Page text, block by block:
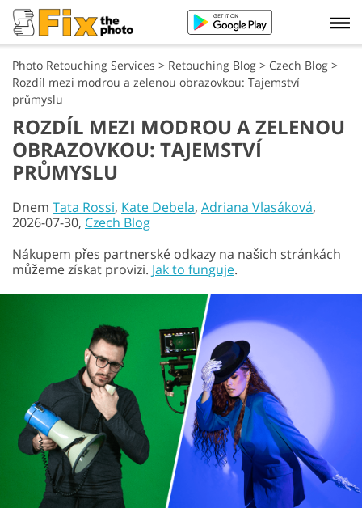
Photo Retouching Services > Retouching Blog > Czech Blog >
Rozdíl mezi modrou a zelenou obrazovkou: Tajemství
průmyslu
ROZDÍL MEZI MODROU A ZELENOU
OBRAZOVKOU: TAJEMSTVÍ
PRŮMYSLU
Dnem Tata Rossi, Kate Debela, Adriana Vlasáková,
2026-07-30, Czech Blog
Nákupem přes partnerské odkazy na našich stránkách
můžeme získat provizi. Jak to funguje.